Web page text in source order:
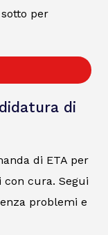
per
di
di ETA per
con cura. Segui
problemi e